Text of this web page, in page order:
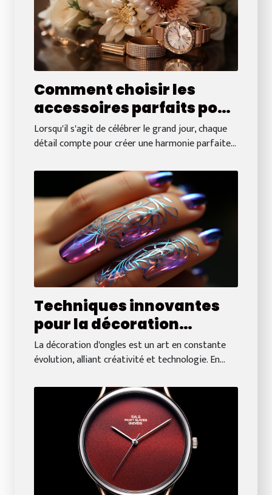
Comment choisir les
accessoires parfaits pour
compléter votre tenue de
mariage
Lorsqu'il s'agit de célébrer le grand jour, chaque
détail compte pour créer une harmonie parfaite...
Techniques innovantes
pour la décoration
d'ongles en 2024
La décoration d'ongles est un art en constante
évolution, alliant créativité et technologie. En...